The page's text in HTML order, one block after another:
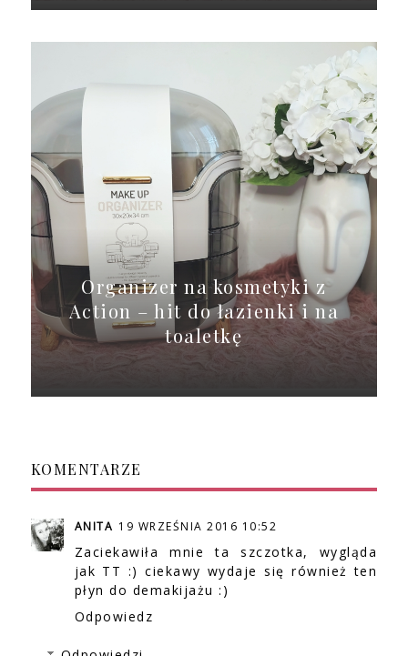
Organizer na kosmetyki z
Action – hit do łazienki i na
toaletkę
KOMENTARZE
ANITA 19 WRZEŚNIA 2016 10:52
Zaciekawiła mnie ta szczotka, wygląda
jak TT :) ciekawy wydaje się również ten
płyn do demakijażu :)
Odpowiedz